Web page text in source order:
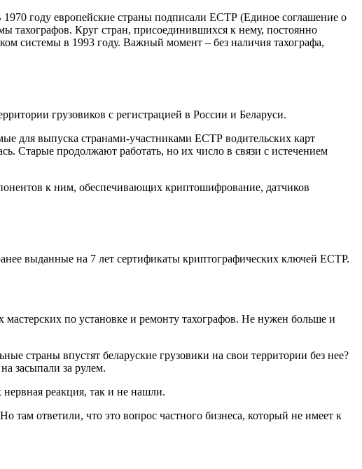
году европейские страны подписали ЕСТР (Единое соглашение о
тахографов. Круг стран, присоединившихся к нему, постоянно
системы в 1993 году. Важный момент – без наличия тахографа,
грузовиков с регистрацией в России и Беларуси.
для выпуска странами-участниками ЕСТР водительских карт
Старые продолжают работать, но их число в связи с истечением
к ним, обеспечивающих криптошифрование, датчиков
выданные на 7 лет сертификаты криптографических ключей ЕСТР.
мастерских по установке и ремонту тахографов. Не нужен больше и
страны впустят беларуские грузовики на свои территории без нее?
засыпали за рулем.
реакция, так и не нашли.
ответили, что это вопрос частного бизнеса, который не имеет к